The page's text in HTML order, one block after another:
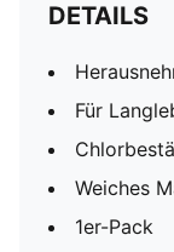
DETAILS
Für
Weiches
1er-Pack